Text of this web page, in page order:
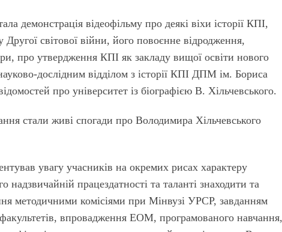
демонстрація відеофільму про деякі віхи історії КПІ,
світової війни, його повоєнне відродження,
про утвердження КПІ як закладу вищої освіти нового
дослідним відділом з історії КПІ ДПМ ім. Бориса
про університет із біографією В. Хільчевського.
стали живі спогади про Володимира Хільчевського
увагу учасників на окремих рисах характеру
працездатності та таланті знаходити та
методичними комісіями при Мінвузі УРСР, завданням
факультетів, впровадження ЕОМ, програмованого навчання,